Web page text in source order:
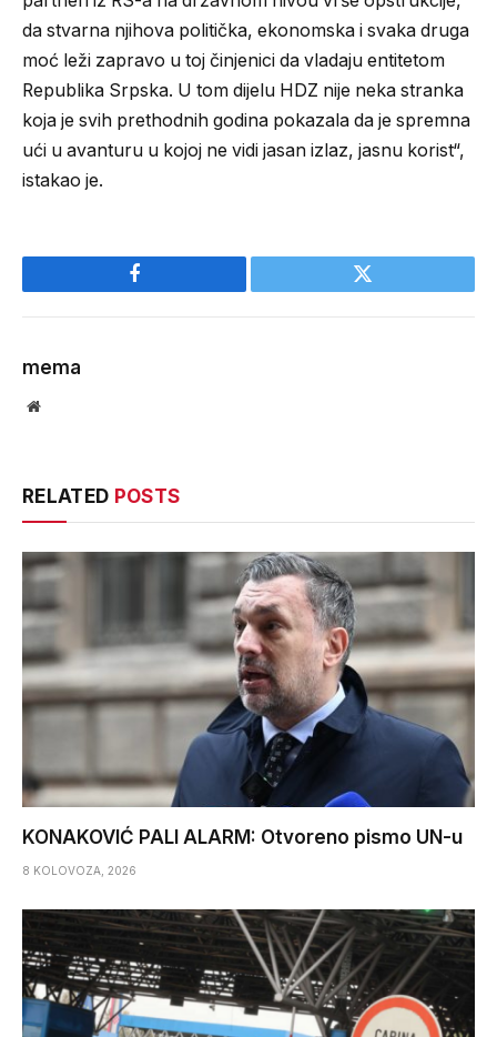
da stvarna njihova politička, ekonomska i svaka druga
moć leži zapravo u toj činjenici da vladaju entitetom
Republika Srpska. U tom dijelu HDZ nije neka stranka
koja je svih prethodnih godina pokazala da je spremna
ući u avanturu u kojoj ne vidi jasan izlaz, jasnu korist“,
istakao je.
Facebook Twitter
mema
Website
RELATED POSTS
KONAKOVIĆ PALI ALARM: Otvoreno pismo UN-u
8 KOLOVOZA, 2026